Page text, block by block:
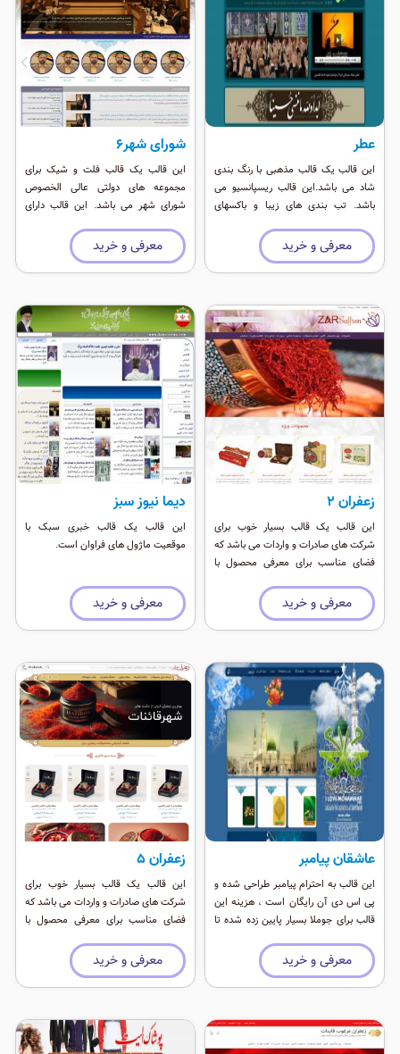
عطر
این قالب یک قالب مذهبی با رنگ بندی
شاد می باشد.این قالب ریسپانسیو می
باشد. تب بندی های زیبا و باکسهای
مذهبی بزرگ بسیار خوب و کاربردی می
باشد.
معرفی و خرید
شورای شهر6
این قالب یک قالب فلت و شیک برای
مجموعه های دولتی عالی الخصوص
شورای شهر می باشد. این قالب دارای
تعداد موقعیت های این قالب زیبا زیاد
است و دست شما برای شما باز است.
معرفی و خرید
زعفران ۲
این قالب یک قالب بسیار خوب برای
شرکت های صادرات و واردات می باشد که
فضای مناسب برای معرفی محصول با
طراحی این قالب ریسپانسیو سعی شده تا
چینش به ترتیب اهمیت قرار بگیرید. این
قالب از سئوی خوبی برخوردار است و برای
قالب یک قالب تیره لاکچری برای وب
سایت های تجاری و خوراکی می باشد.
معرفی و خرید
دیما نیوز سبز
این قالب یک قالب خبری سبک با
موقعیت ماژول های فراوان است.
معرفی و خرید
عاشقان پیامبر
این قالب به احترام پیامبر طراحی شده و
پی اس دی آن رایگان است ، هزینه این
قالب برای جوملا بسیار پایین زده شده تا
معرفی و خرید
زعفران ۵
این قالب یک قالب بسیار خوب برای
شرکت های صادرات و واردات می باشد که
فضای مناسب برای معرفی محصول با
طراحی این قالب ریسپانسیو سعی شده تا
چینش به ترتیب اهمیت قرار بگیرید. این
قالب از سئوی خوبی برخوردار است و برای
قالب یک قالب تیره لاکچری برای وب
سایت های تجاری و خوراکی می باشد.
معرفی و خرید